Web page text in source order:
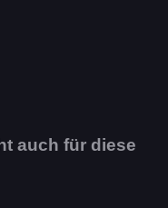
auch für diese